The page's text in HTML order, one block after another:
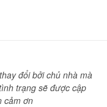
đổi bởi chủ nhà mà
trạng sẽ được cập
cảm ơn